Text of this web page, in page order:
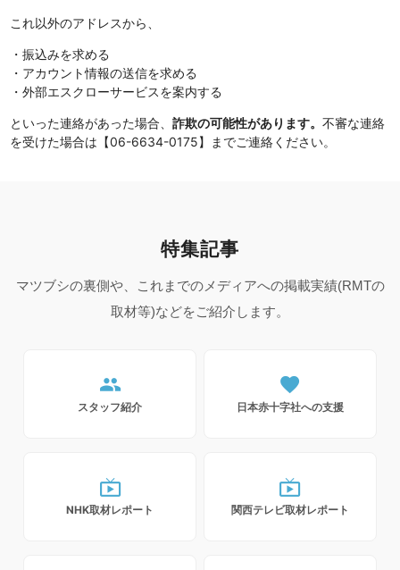
これ以外のアドレスから、
・振込みを求める
・アカウント情報の送信を求める
・外部エスクローサービスを案内する
といった連絡があった場合、 詐欺の可能性があります。 不審な連絡
を受けた場合は【06-6634-0175】までご連絡ください。
特集記事
マツブシの裏側や、これまでのメディアへの掲載実績(RMTの
取材等)などをご紹介します。
people
スタッフ紹介
favorite
日本赤十字社への支援
live_tv
NHK取材レポート
live_tv
関西テレビ取材レポート